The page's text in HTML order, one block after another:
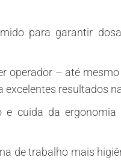
para garantir
operador – até
resultados
cuida da ergonomia
de trabalho mais